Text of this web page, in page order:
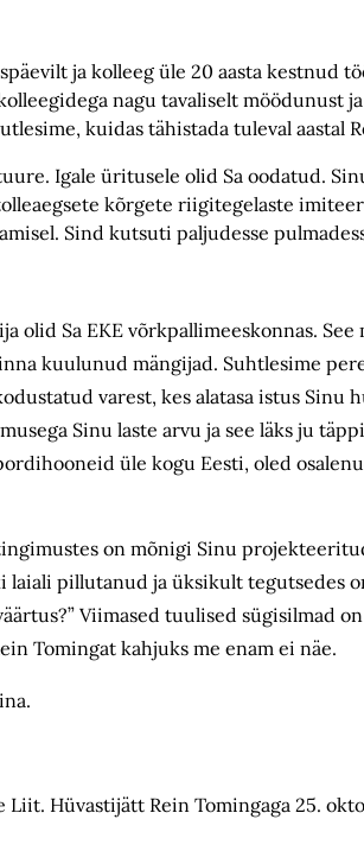
ja kolleeg üle 20 aasta kestnud
nagu tavaliselt möödunust
kuidas tähistada tuleval aastal
Igale üritusele olid Sa oodatud.
kõrgete riigitegelaste
Sind kutsuti paljudesse
olid Sa EKE võrkpallimeeskonnas.
kuulunud mängijad. Suhtlesime
varest, kes alatasa istus Sinu
Sinu laste arvu ja see läks ju
üle kogu Eesti, oled
on mõnigi Sinu
laiali pillutanud ja üksikult tegutsedes
Viimased tuulised sügisilmad
Tomingat kahjuks me enam ei näe.
Hüvastijätt Rein Tomingaga 25.